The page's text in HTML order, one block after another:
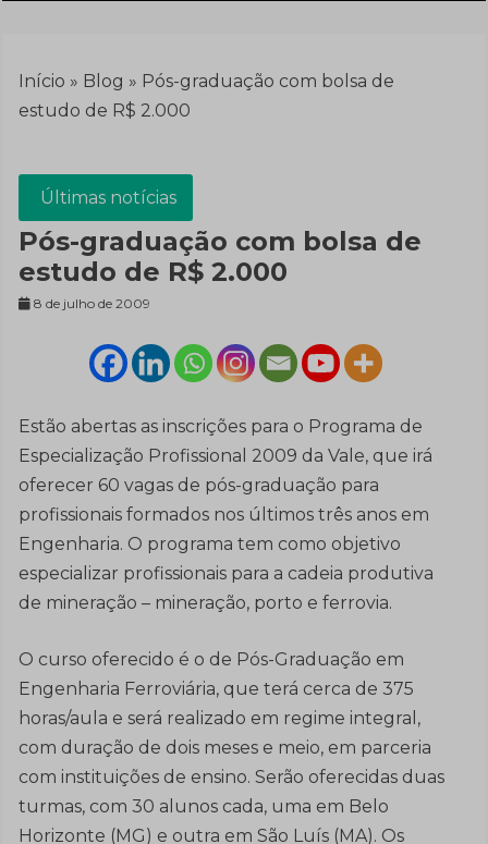
Minerales
Início » Blog » Pós-graduação com bolsa de
estudo de R$ 2.000
Últimas notícias
Pós-graduação com bolsa de
estudo de R$ 2.000
8 de julho de 2009
Estão abertas as inscrições para o Programa de
Especialização Profissional 2009 da Vale, que irá
oferecer 60 vagas de pós-graduação para
profissionais formados nos últimos três anos em
Engenharia. O programa tem como objetivo
especializar profissionais para a cadeia produtiva
de mineração – mineração, porto e ferrovia.
O curso oferecido é o de Pós-Graduação em
Engenharia Ferroviária, que terá cerca de 375
horas/aula e será realizado em regime integral,
com duração de dois meses e meio, em parceria
com instituições de ensino. Serão oferecidas duas
turmas, com 30 alunos cada, uma em Belo
Horizonte (MG) e outra em São Luís (MA). Os